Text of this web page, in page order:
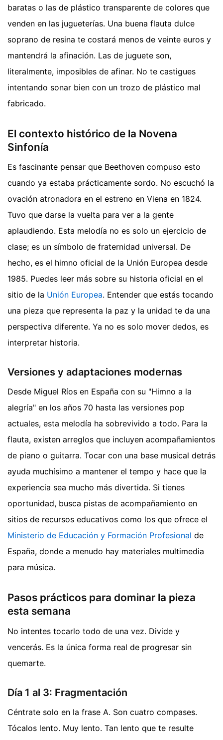
baratas o las de plástico transparente de colores que
venden en las jugueterías. Una buena flauta dulce
soprano de resina te costará menos de veinte euros y
mantendrá la afinación. Las de juguete son,
literalmente, imposibles de afinar. No te castigues
intentando sonar bien con un trozo de plástico mal
fabricado.
El contexto histórico de la Novena
Sinfonía
Es fascinante pensar que Beethoven compuso esto
cuando ya estaba prácticamente sordo. No escuchó la
ovación atronadora en el estreno en Viena en 1824.
Tuvo que darse la vuelta para ver a la gente
aplaudiendo. Esta melodía no es solo un ejercicio de
clase; es un símbolo de fraternidad universal. De
hecho, es el himno oficial de la Unión Europea desde
1985. Puedes leer más sobre su historia oficial en el
sitio de la Unión Europea. Entender que estás tocando
una pieza que representa la paz y la unidad te da una
perspectiva diferente. Ya no es solo mover dedos, es
interpretar historia.
Versiones y adaptaciones modernas
Desde Miguel Ríos en España con su "Himno a la
alegría" en los años 70 hasta las versiones pop
actuales, esta melodía ha sobrevivido a todo. Para la
flauta, existen arreglos que incluyen acompañamientos
de piano o guitarra. Tocar con una base musical detrás
ayuda muchísimo a mantener el tempo y hace que la
experiencia sea mucho más divertida. Si tienes
oportunidad, busca pistas de acompañamiento en
sitios de recursos educativos como los que ofrece el
Ministerio de Educación y Formación Profesional de
España, donde a menudo hay materiales multimedia
para música.
Pasos prácticos para dominar la pieza
esta semana
No intentes tocarlo todo de una vez. Divide y
vencerás. Es la única forma real de progresar sin
quemarte.
Día 1 al 3: Fragmentación
Céntrate solo en la frase A. Son cuatro compases.
Tócalos lento. Muy lento. Tan lento que te resulte